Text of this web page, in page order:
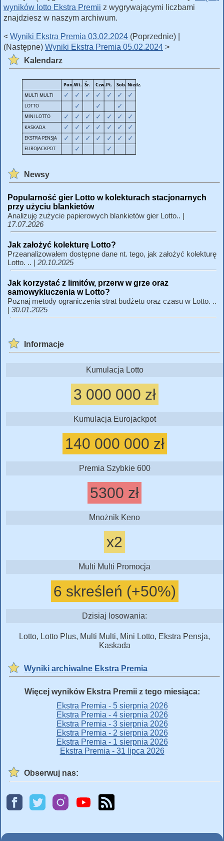
wyników lotto Ekstra Premii z wygrywającymi liczbami
znajdziesz w naszym archiwum.
< Wyniki Ekstra Premia 03.02.2024 (Poprzednie) |
(Następne) Wyniki Ekstra Premia 05.02.2024 >
Kalendarz
Newsy
Popularność gier Lotto w kolekturach stacjonarnych
przy użyciu blankietów
Analizuję zużycie papierowych blankietów gier Lotto.. |
17.07.2026
Jak założyć kolekturę Lotto?
Przeanalizowałem dostępne dane nt. tego, jak założyć kolekturę
Lotto. .. | 20.10.2025
Jak korzystać z limitów, przerw w grze oraz
samowykluczenia w Lotto?
Poznaj metody ograniczenia strat budżetu oraz czasu w Lotto. ..
| 30.01.2025
Informacje
Kumulacja Lotto
3 000 000 zł
Kumulacja Eurojackpot
140 000 000 zł
Premia Szybkie 600
5300 zł
Mnożnik Keno
x2
Multi Multi Promocja
6 skreśleń (+50%)
Dzisiaj losowania:
Lotto, Lotto Plus, Multi Multi, Mini Lotto, Ekstra Pensja,
Kaskada
Wyniki archiwalne Ekstra Premia
Więcej wyników Ekstra Premii z tego miesiąca:
Ekstra Premia - 5 sierpnia 2026
Ekstra Premia - 4 sierpnia 2026
Ekstra Premia - 3 sierpnia 2026
Ekstra Premia - 2 sierpnia 2026
Ekstra Premia - 1 sierpnia 2026
Ekstra Premia - 31 lipca 2026
Obserwuj nas: